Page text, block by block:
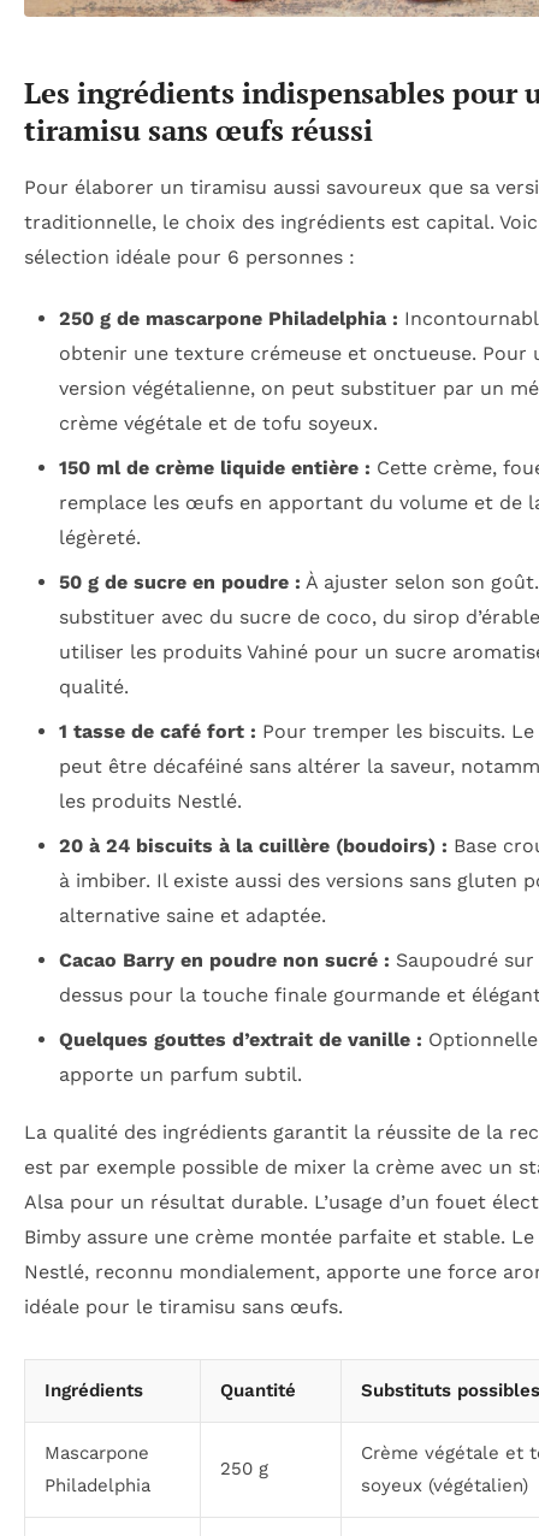
Les ingrédients indispensables pour
tiramisu sans œufs réussi
Pour élaborer un tiramisu aussi savoureux que sa
traditionnelle, le choix des ingrédients est capital.
sélection idéale pour 6 personnes :
250 g de mascarpone Philadelphia :
obtenir une texture crémeuse et onctueuse. Pour
version végétalienne, on peut substituer par un
crème végétale et de tofu soyeux.
150 ml de crème liquide entière : Cette crème,
remplace les œufs en apportant du volume et de
légèreté.
50 g de sucre en poudre : À ajuster selon son
substituer avec du sucre de coco, du sirop
utiliser les produits Vahiné pour un sucre
qualité.
1 tasse de café fort : Pour tremper les biscuits. Le
peut être décaféiné sans altérer la saveur,
les produits Nestlé.
20 à 24 biscuits à la cuillère (boudoirs) : Base
à imbiber. Il existe aussi des versions sans gluten
alternative saine et adaptée.
Cacao Barry en poudre non sucré : Saupoudré sur
dessus pour la touche finale gourmande et
Quelques gouttes d’extrait de vanille :
apporte un parfum subtil.
La qualité des ingrédients garantit la réussite de la
est par exemple possible de mixer la crème avec un
Alsa pour un résultat durable. L’usage d’un fouet
Bimby assure une crème montée parfaite et stable. Le
Nestlé, reconnu mondialement, apporte une force
idéale pour le tiramisu sans œufs.
Ingrédients Quantité Substituts possibles
Mascarpone
Philadelphia
250 g
Crème végétale et
soyeux (végétalien)